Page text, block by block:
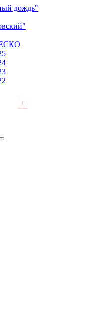
дождь"